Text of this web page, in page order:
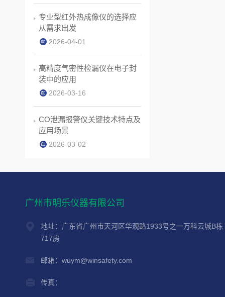
专业型红外热成像仪的选择应
从需求出发
2026-04-01
高精度气密性检漏仪在电子封
装中的应用
2026-03-16
CO泄漏报警仪关键技术特点及
应用场景
2026-03-02
广州市明乐仪器有限公司
地址：广东省广州市天河区华观路1933号之一万科云城B栋
717房
邮箱：wuym@winsafety.com
传真：